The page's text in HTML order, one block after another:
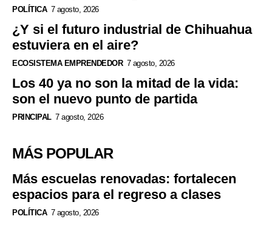
POLÍTICA 7 agosto, 2026
¿Y si el futuro industrial de Chihuahua
estuviera en el aire?
ECOSISTEMA EMPRENDEDOR 7 agosto, 2026
Los 40 ya no son la mitad de la vida:
son el nuevo punto de partida
PRINCIPAL 7 agosto, 2026
MÁS POPULAR
Más escuelas renovadas: fortalecen
espacios para el regreso a clases
POLÍTICA 7 agosto, 2026